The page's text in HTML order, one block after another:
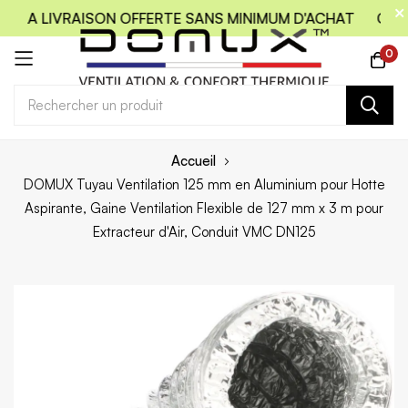
LIVRAISON OFFERTE SANS MINIMUM D'ACHAT CODE
0
au
contenu
Accueil
DOMUX Tuyau Ventilation 125 mm en Aluminium pour Hotte
Aspirante, Gaine Ventilation Flexible de 127 mm x 3 m pour
Extracteur d'Air, Conduit VMC DN125